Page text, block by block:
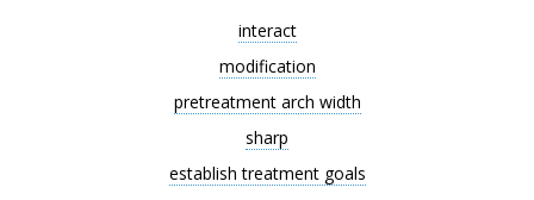
interact
modification
pretreatment arch width
sharp
establish treatment goals